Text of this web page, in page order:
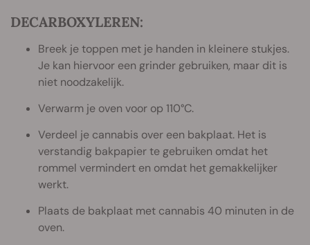
DECARBOXYLEREN:
Breek je toppen met je handen in kleinere stukjes.
Je kan hiervoor een grinder gebruiken, maar dit is
niet noodzakelijk.
Verwarm je oven voor op 110°C.
Verdeel je cannabis over een bakplaat. Het is
verstandig bakpapier te gebruiken omdat het
rommel vermindert en omdat het gemakkelijker
werkt.
Plaats de bakplaat met cannabis 40 minuten in de
oven.